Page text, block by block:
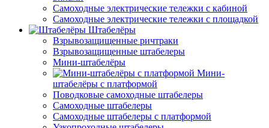
Самоходные электрические тележки с кабиной
Самоходные электрические тележки с площадкой
Штабелёры
Взрывозащищенные ричтраки
Взрывозащищенные штабелеры
Мини-штабелёры
Мини-
штабелёры с платформой
Поводковые самоходные штабелеры
Самоходные штабелеры
Самоходные штабелеры с платформой